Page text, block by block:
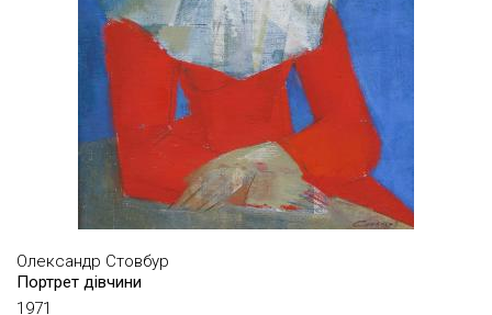
ХРУЩ ВАЛЕНТИН
ЦЮПКА ІВАН
ЦЮПКО ВОЛОДИМИР
ЧАРКІН СЕРАФИМ
ЧЕБОТАР ЮРІЙ
ЧЕКОРСЬКИЙ ВАДИМ
ЧЕРЕШНЯ МОЙСЕЙ
Олександр Стовбур
Портрет дівчини
1971